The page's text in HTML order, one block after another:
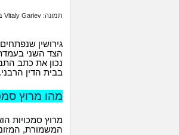
תמונה: Vitaly Gariev באתר PEXELS
גירושין
הצד השני
נכון את כתב
בבית הדין
מהו מרוץ
מרוץ סמכויות
המשמורת,